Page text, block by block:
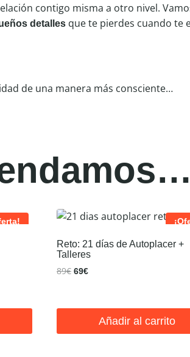
contigo misma a otro nivel.
detalles que te pierdes cuando te
de una manera más consciente…
Reto: 21 días de Autoplacer +
Talleres
89€ El
era:
69€El
es:
69€.Añadir al carrito